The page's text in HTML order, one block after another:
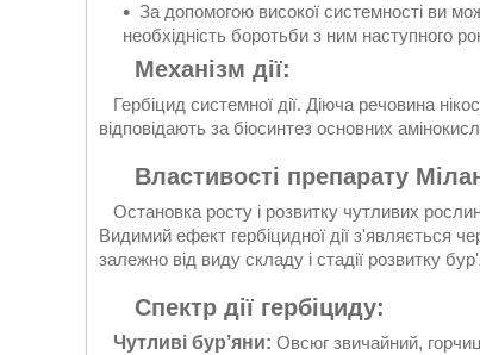
За допомогою високої системності ви
необхідність боротьби з ним наступного
Механізм дії:
Гербіцид системної дії. Діюча речовина
відповідають за біосинтез основних
Властивості препарату
Остановка росту і розвитку чутливих
Видимий ефект гербіцидної дії з'являється
залежно від виду складу і стадії розвитку
Спектр дії гербіциду:
Чутливі бур’яни: Овсюг звичайний,